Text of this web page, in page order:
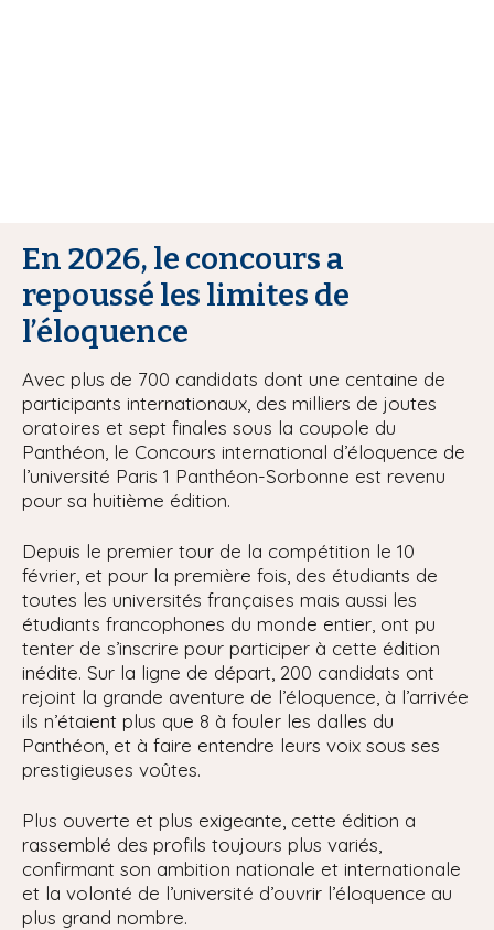
En 2026, le concours a
repoussé les limites de
l’éloquence
Avec plus de 700 candidats dont une centaine de
participants internationaux, des milliers de joutes
oratoires et sept finales sous la coupole du
Panthéon, le Concours international d’éloquence de
l’université Paris 1 Panthéon-Sorbonne est revenu
pour sa huitième édition.
Depuis le premier tour de la compétition le 10
février, et pour la première fois, des étudiants de
toutes les universités françaises mais aussi les
étudiants francophones du monde entier, ont pu
tenter de s’inscrire pour participer à cette édition
inédite. Sur la ligne de départ, 200 candidats ont
rejoint la grande aventure de l’éloquence, à l’arrivée
ils n’étaient plus que 8 à fouler les dalles du
Panthéon, et à faire entendre leurs voix sous ses
prestigieuses voûtes.
Plus ouverte et plus exigeante, cette édition a
rassemblé des profils toujours plus variés,
confirmant son ambition nationale et internationale
et la volonté de l’université d’ouvrir l’éloquence au
plus grand nombre.